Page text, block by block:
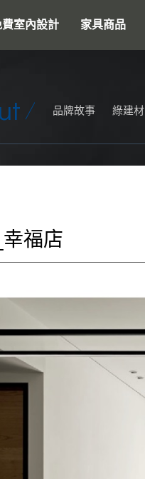
費室內設計 家具商品
品牌故事 綠建材
福店